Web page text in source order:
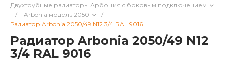
Двухтрубные радиаторы Арбония c боковым подключением
/
Arbonia модель 2050
/
Радиатор Arbonia 2050/49 N12 3/4 RAL 9016
Радиатор Arbonia 2050/49 N12
3/4 RAL 9016